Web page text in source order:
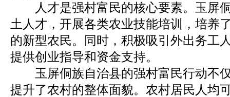
人才是强村富民的核心要素。玉屏
土人才，开展各类农业技能培训，培养
的新型农民。同时，积极吸引外出务工
提供创业指导和资金支持。
玉屏侗族自治县的强村富民行动不
提升了农村的整体面貌。农村居民人均